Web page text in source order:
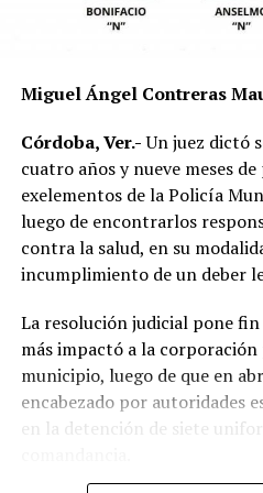
mecánica del accidente y
responsabilidad por parte de
Las autoridades exhortaron a
motociclistas a conducir con
límites de velocidad y
seguridad entre vehículos,
temporada de lluvias, cuando
incrementa en las carreteras
La circulación en la zona se
minutos mientras se
levantamiento de indicios por
Posteriormente, el tránsito
normal.
Miguel Ángel Contreras
Córdoba, Ver.-Un juez dictó
cuatro años y nueve meses
exelementos de la Policía
luego de encontrarlos
contra la salud, en su
incumplimiento de un deber
La resolución judicial pone fin
más impactó a la corporación
municipio, luego de que en
encabezado por autoridades
en la detención de siete